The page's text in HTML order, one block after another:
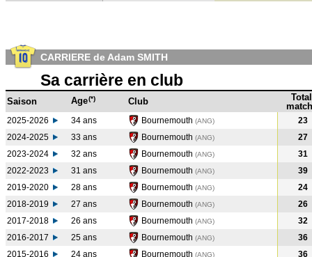
CARRIERE de Adam SMITH
Sa carrière en club
Saison Age(*) Club
Total
2025-2026 34 ans Bournemouth (ANG)
23
2024-2025
33 ans Bournemouth (ANG)
27
2023-2024
32 ans Bournemouth (ANG)
31
2022-2023
31 ans Bournemouth (ANG)
39
2019-2020
28 ans Bournemouth (ANG)
24
2018-2019
27 ans Bournemouth (ANG)
26
2017-2018
26 ans Bournemouth (ANG)
32
2016-2017
25 ans Bournemouth (ANG)
36
2015-2016
24 ans Bournemouth (ANG) 36